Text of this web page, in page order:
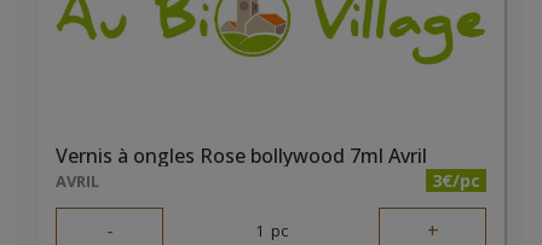
Vernis à ongles Rose bollywood 7ml Avril
AVRIL 3€/pc
- 1 pc +